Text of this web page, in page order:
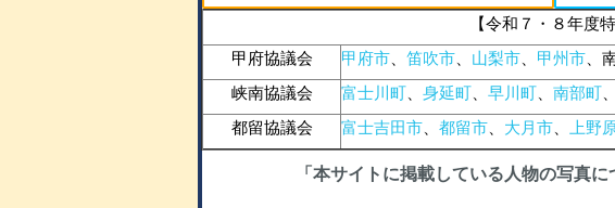
【令和７・８年度
甲府協議会
甲府市 笛吹市 山梨市 甲州市 、
峡南協議会
富士川町 身延町 早川町 南部町
都留協議会
富士吉田市 都留市 大月市 上野
「本サイトに掲載している人物の写真